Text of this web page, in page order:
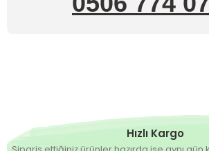
Hızlı Kargo